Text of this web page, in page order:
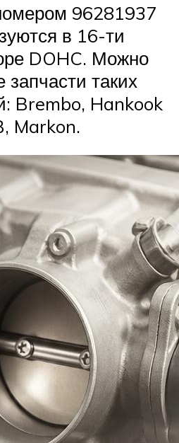
96281937
в 16-ти
DOHC. Можно
запчасти таких
Brembo, Hankook
Markon.